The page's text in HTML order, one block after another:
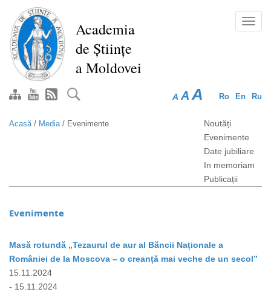
conţinutul
principal
Academia
de Științe
a Moldovei
Ro En Ru
A A A
Acasă/ Media/ Evenimente
Noutăți
Evenimente
Date jubiliare
In memoriam
Publicații
Evenimente
Masă rotundă „Tezaurul de aur al Băncii Naționale a
României de la Moscova – o creanță mai veche de un secol”
15.11.2024
- 15.11.2024